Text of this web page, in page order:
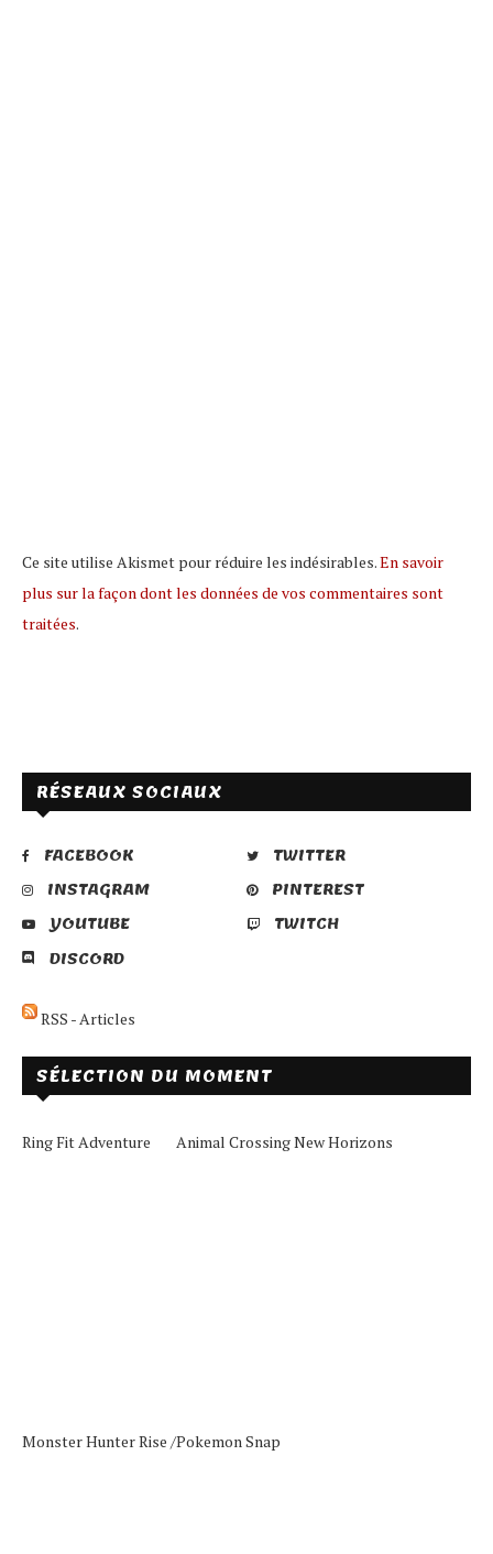
Ce site utilise Akismet pour réduire les indésirables.En savoir
plus sur la façon dont les données de vos commentaires sont
traitées.
RÉSEAUX SOCIAUX
FACEBOOK
TWITTER
INSTAGRAM
PINTEREST
YOUTUBE
TWITCH
DISCORD
RSS - Articles
SÉLECTION DU MOMENT
Ring Fit Adventure Animal Crossing New Horizons
Monster Hunter Rise /Pokemon Snap